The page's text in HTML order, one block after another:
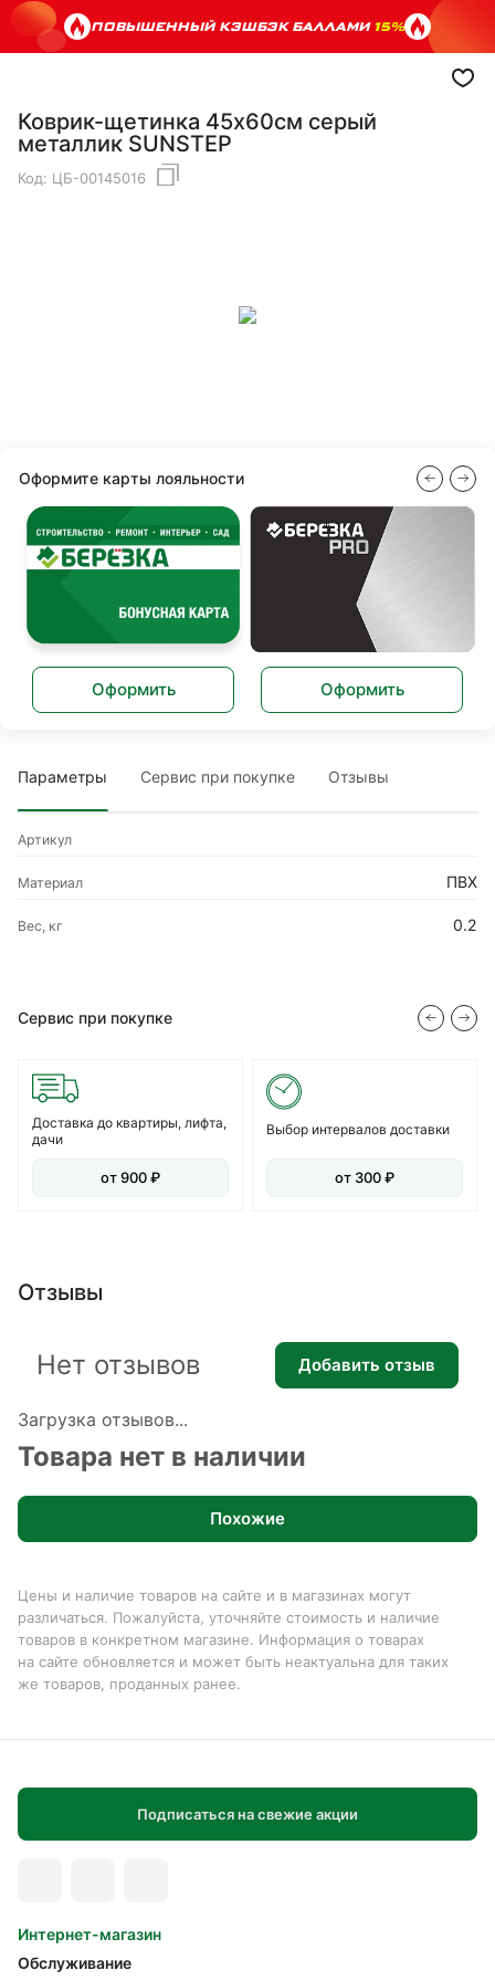
ПОВЫШЕННЫЙ КЭШБЭК БАЛЛАМИ15%
Коврик-щетинка 45х60см серый
металлик SUNSTEP
Код: ЦБ-00145016
Оформите карты лояльности
Оформить Оформить
Параметры Сервис при покупке Отзывы
Артикул
Материал ПВХ
Вес, кг 0.2
Сервис при покупке
Доставка до квартиры, лифта,
дачи
от 900 ₽
Выбор интервалов доставки
от 300 ₽
Отзывы
Загрузка отзывов...
Нет отзывов Добавить отзыв
Товара нет в наличии
Похожие
Цены и наличие товаров на сайте и в магазинах могут
различаться. Пожалуйста, уточняйте стоимость и наличие
товаров в конкретном магазине. Информация о товарах
на сайте обновляется и может быть неактуальна для таких
же товаров, проданных ранее.
Подписаться на свежие акции
Интернет-магазин
Обслуживание